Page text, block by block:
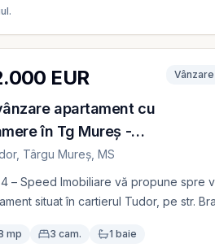
și o baie. Proprietatea beneficiază
se află într-o zonă apreciată,
apartament: 125.000 EUR. Preț garaj:
EUR
apartament cu
în Tg Mureș -
Târgu Mureș, MS
Vânzare
– Speed Imobiliare vă propune spre
situat în cartierul Tudor, pe str.
mp, situată la etajul 8 din 10, cu lift nou.
mp 3 cam. 1 baie